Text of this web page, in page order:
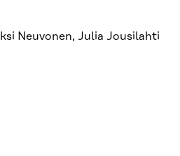
Neuvonen, Julia Jousilahti